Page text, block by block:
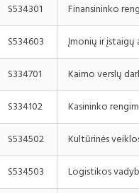
S534301 Finansininko
S534603 Įmonių ir
S334701 Kaimo verslų
S334102 Kasininko
S534502 Kultūrinės
S534503 Logistikos